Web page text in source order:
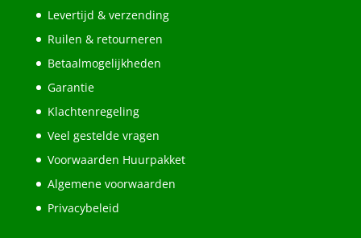
Levertijd & verzending
Ruilen & retourneren
Betaalmogelijkheden
Garantie
Klachtenregeling
Veel gestelde vragen
Voorwaarden Huurpakket
Algemene voorwaarden
Privacybeleid